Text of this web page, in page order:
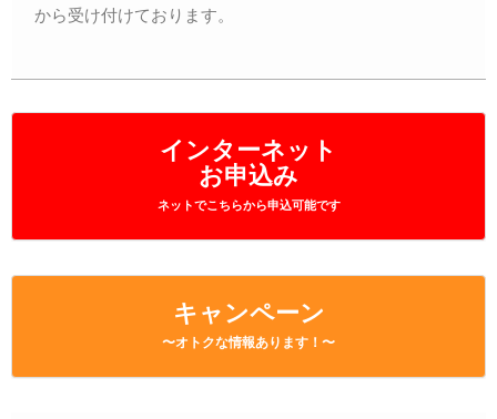
インターネット
お申込み
ネットでこちらから申込可能です
キャンペーン
〜オトクな情報あります！〜
から受け付けております。